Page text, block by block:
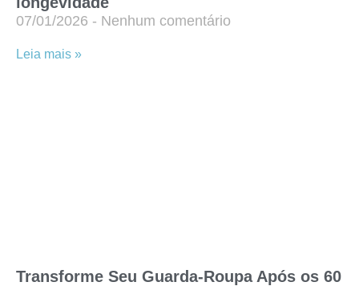
07/01/2026 Nenhum comentário
Leia mais »
Transforme Seu Guarda-Roupa Após os 60